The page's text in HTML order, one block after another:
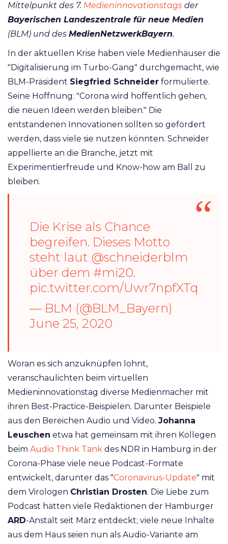
Mittelpunkt des 7. Medieninnovationstags der
Bayerischen Landeszentrale für neue Medien
(BLM) und des MedienNetzwerkBayern.
In der aktuellen Krise haben viele Medienhäuser die
"Digitalisierung im Turbo-Gang" durchgemacht, wie
BLM-Präsident Siegfried Schneider formulierte.
Seine Hoffnung: "Corona wird hoffentlich gehen,
die neuen Ideen werden bleiben." Die
entstandenen Innovationen sollten so gefördert
werden, dass viele sie nutzen könnten. Schneider
appellierte an die Branche, jetzt mit
Experimentierfreude und Know-how am Ball zu
bleiben.
Die Krise als Chance
begreifen. Dieses Motto
steht laut @schneiderblm
über dem #mi20.
pic.twitter.com/Uwr7npfXTq
— BLM (@BLM_Bayern)
June 25, 2020
Woran es sich anzuknüpfen lohnt,
veranschaulichten beim virtuellen
Medieninnovationstag diverse Medienmacher mit
ihren Best-Practice-Beispielen. Darunter Beispiele
aus den Bereichen Audio und Video. Johanna
Leuschen etwa hat gemeinsam mit ihren Kollegen
beim Audio Think Tank des NDR in Hamburg in der
Corona-Phase viele neue Podcast-Formate
entwickelt, darunter das "Coronavirus-Update" mit
dem Virologen Christian Drosten. Die Liebe zum
Podcast hätten viele Redaktionen der Hamburger
ARD-Anstalt seit März entdeckt; viele neue Inhalte
aus dem Haus seien nun als Audio-Variante am